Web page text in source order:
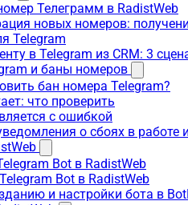
Телеграмм в RadistWeb
новых номеров:
Telegram
в Telegram из CRM: 3
и баны номеров
бан номера Telegram?
что проверить
с ошибкой
о сбоях в работе
Bot в RadistWeb
Bot в RadistWeb
и настройки бота в